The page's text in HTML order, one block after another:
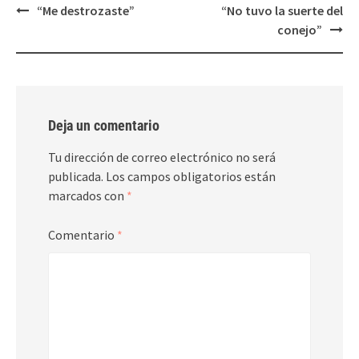
Post“Me destrozaste”
“No tuvo la suerte del
conejo”
Deja un comentario
Tu dirección de correo electrónico no será
publicada. Los campos obligatorios están
marcados con *
Comentario *